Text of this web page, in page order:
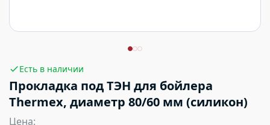
Есть в наличии
Прокладка под ТЭН для бойлера
Thermex, диаметр 80/60 мм (силикон)
Цена: